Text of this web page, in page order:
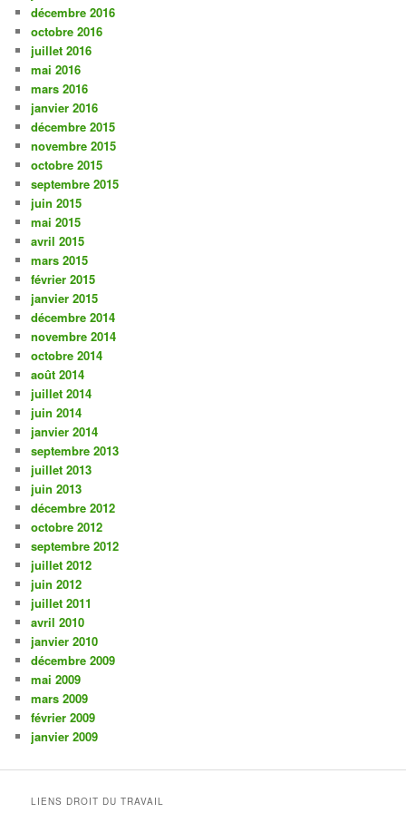
décembre 2016
octobre 2016
juillet 2016
mai 2016
mars 2016
janvier 2016
décembre 2015
novembre 2015
octobre 2015
septembre 2015
juin 2015
mai 2015
avril 2015
mars 2015
février 2015
janvier 2015
décembre 2014
novembre 2014
octobre 2014
août 2014
juillet 2014
juin 2014
janvier 2014
septembre 2013
juillet 2013
juin 2013
décembre 2012
octobre 2012
septembre 2012
juillet 2012
juin 2012
juillet 2011
avril 2010
janvier 2010
décembre 2009
mai 2009
mars 2009
février 2009
janvier 2009
LIENS DROIT DU TRAVAIL